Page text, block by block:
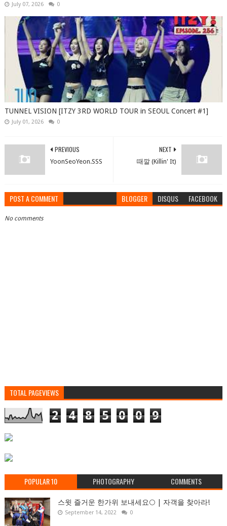
July 07, 2026 0
TUNNEL VISION [ITZY 3RD WORLD TOUR in SEOUL Concert #1]
July 01, 2026 0
NEXT
때깔 (Killin' It)
PREVIOUS
YoonSeoYeon.SSS
POST A COMMENT BLOGGER DISQUS FACEBOOK
No comments
TOTAL PAGEVIEWS
2 4 8 5 0 0 9
POPULAR 10 PHOTOGRAPHY COMMENTS
스윗 즐거운 한가위 보내세요🌕 | 자객을 찾아라!
September 14, 2022 0